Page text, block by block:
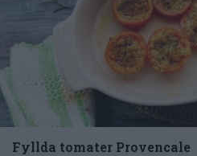
Fyllda tomater Provencale